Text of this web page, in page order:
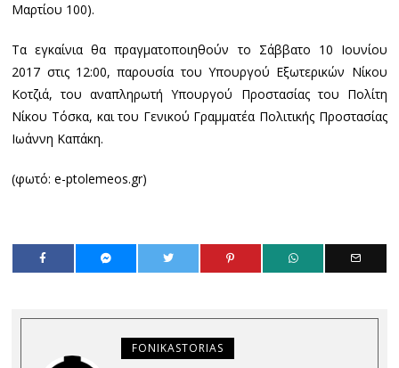
Μαρτίου 100).
Τα εγκαίνια θα πραγματοποιηθούν το Σάββατο 10 Ιουνίου
2017 στις 12:00, παρουσία του Υπουργού Εξωτερικών Νίκου
Κοτζιά, του αναπληρωτή Υπουργού Προστασίας του Πολίτη
Νίκου Τόσκα, και του Γενικού Γραμματέα Πολιτικής Προστασίας
Ιωάννη Καπάκη.
(φωτό: e-ptolemeos.gr)
FONIKASTORIAS